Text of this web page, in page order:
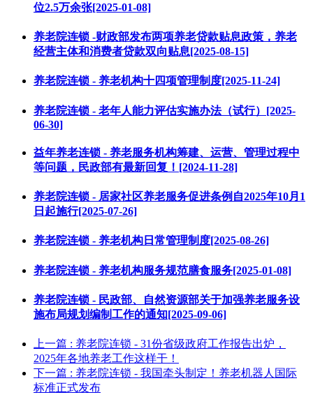
位2.5万余张[2025-01-08]
养老院连锁 -财政部发布两项养老贷款贴息政策，养老
经营主体和消费者贷款双向贴息[2025-08-15]
养老院连锁 - 养老机构十四项管理制度[2025-11-24]
养老院连锁 - 老年人能力评估实施办法（试行）[2025-
06-30]
益年养老连锁 - 养老服务机构筹建、运营、管理过程中
等问题，民政部有最新回复！[2024-11-28]
养老院连锁 - 居家社区养老服务促进条例自2025年10月1
日起施行[2025-07-26]
养老院连锁 - 养老机构日常管理制度[2025-08-26]
养老院连锁 - 养老机构服务规范膳食服务[2025-01-08]
养老院连锁 - 民政部、自然资源部关于加强养老服务设
施布局规划编制工作的通知[2025-09-06]
上一篇 : 养老院连锁 - 31份省级政府工作报告出炉，
2025年各地养老工作这样干！
下一篇 : 养老院连锁 - 我国牵头制定！养老机器人国际
标准正式发布